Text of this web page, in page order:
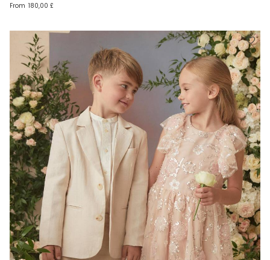
From 180,00 £